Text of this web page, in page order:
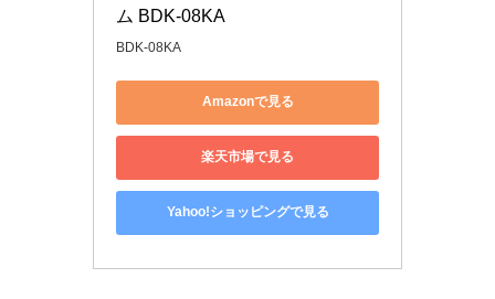
ム BDK-08KA
BDK-08KA
Amazonで見る
楽天市場で見る
Yahoo!ショッピングで見る